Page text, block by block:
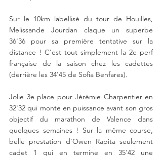
Sur le 10km labellisé du tour de Houilles,
Melissande Jourdan claque un superbe
36'36 pour sa première tentative sur la
distance ! C'est tout simplement la 2e perf
française de la saison chez les cadettes
(derrière les 34'45 de Sofia Benfares).
Jolie 3e place pour Jérémie Charpentier en
32'32 qui monte en puissance avant son gros
objectif du marathon de Valence dans
quelques semaines ! Sur la même course,
belle prestation d'Owen Rapita seulement
cadet 1 qui en termine en 35'42 une